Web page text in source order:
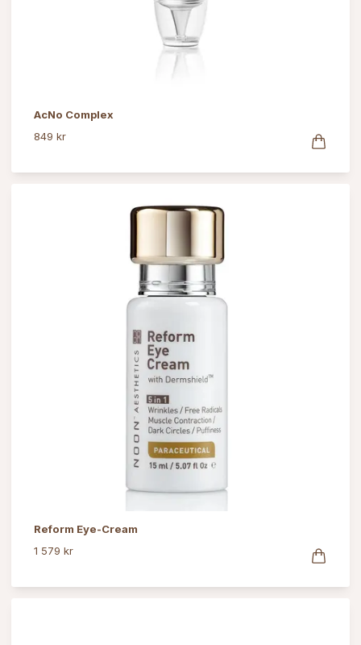
AcNo Complex
849 kr
Reform Eye-Cream
1 579 kr